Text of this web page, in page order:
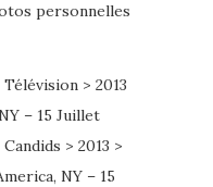
personnelles
> 2013
– 15 Juillet
> 2013 >
NY – 15